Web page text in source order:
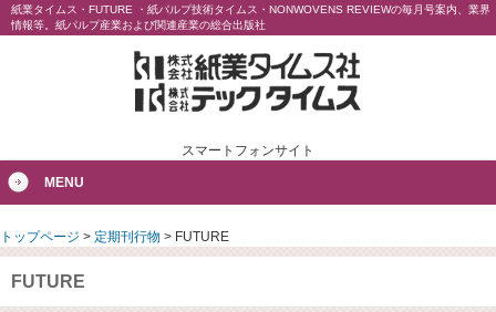
紙業タイムス・FUTURE ・紙パルプ技術タイムス・NONWOVENS REVIEWの毎月号案内、業界
情報等。紙パルプ産業および関連産業の総合出版社
スマートフォンサイト
MENU
トップページ > 定期刊行物 > FUTURE
FUTURE